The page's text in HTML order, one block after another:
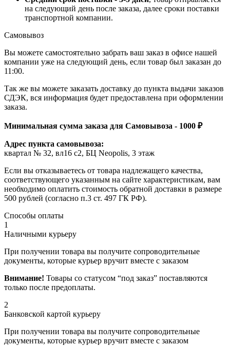
на следующий день после заказа, далее сроки поставки
транспортной компании.
Самовывоз
Вы можете самостоятельно забрать ваш заказ в офисе нашей
компании уже на следующий день, если товар был заказан до
11:00.
Так же вы можете заказать доставку до пункта выдачи заказов
СДЭК, вся информация будет предоставлена при оформлении
заказа.
Минимальная сумма заказа для Самовывоза - 1000 ₽
Адрес пункта самовывоза:
квартал № 32, вл16 с2, БЦ Neopolis, 3 этаж
Если вы отказываетесь от товара надлежащего качества,
соответствующего указанным на сайте характеристикам, вам
необходимо оплатить стоимость обратной доставки в размере
500 рублей (согласно п.3 ст. 497 ГК РФ).
Способы оплаты
1
Наличными курьеру
При получении товара вы получите сопроводительные
документы, которые курьер вручит вместе с заказом
Внимание! Товары со статусом “под заказ” поставляются
только после предоплаты.
2
Банковской картой курьеру
При получении товара вы получите сопроводительные
документы, которые курьер вручит вместе с заказом